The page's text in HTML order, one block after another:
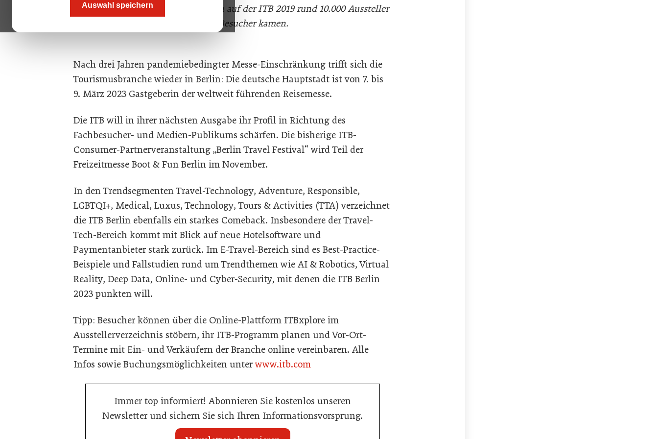
Auswahl speichern
Bild oben: Vor der Pandemie stellten auf der ITB 2019 rund 10.000 Aussteller
aus 181 Ländern aus. Rund 160.000 Besucher kamen.
Nach drei Jahren pandemiebedingter Messe-Einschränkung trifft sich die
Tourismusbranche wieder in Berlin: Die deutsche Hauptstadt ist von 7. bis
9. März 2023 Gastgeberin der weltweit führenden Reisemesse.
Die ITB will in ihrer nächsten Ausgabe ihr Profil in Richtung des
Fachbesucher- und Medien-Publikums schärfen. Die bisherige ITB-
Consumer-Partnerveranstaltung „Berlin Travel Festival“ wird Teil der
Freizeitmesse Boot & Fun Berlin im November.
In den Trendsegmenten Travel-Technology, Adventure, Responsible,
LGBTQI+, Medical, Luxus, Technology, Tours & Activities (TTA) verzeichnet
die ITB Berlin ebenfalls ein starkes Comeback. Insbesondere der Travel-
Tech-Bereich kommt mit Blick auf neue Hotelsoftware und
Paymentanbieter stark zurück. Im E-Travel-Bereich sind es Best-Practice-
Beispiele und Fallstudien rund um Trendthemen wie AI & Robotics, Virtual
Reality, Deep Data, Online- und Cyber-Security, mit denen die ITB Berlin
2023 punkten will.
Tipp: Besucher können über die Online-Plattform ITBxplore im
Ausstellerverzeichnis stöbern, ihr ITB-Programm planen und Vor-Ort-
Termine mit Ein- und Verkäufern der Branche online vereinbaren. Alle
Infos sowie Buchungsmöglichkeiten unterwww.itb.com
Immer top informiert! Abonnieren Sie kostenlos unseren
Newsletter und sichern Sie sich Ihren Informationsvorsprung.